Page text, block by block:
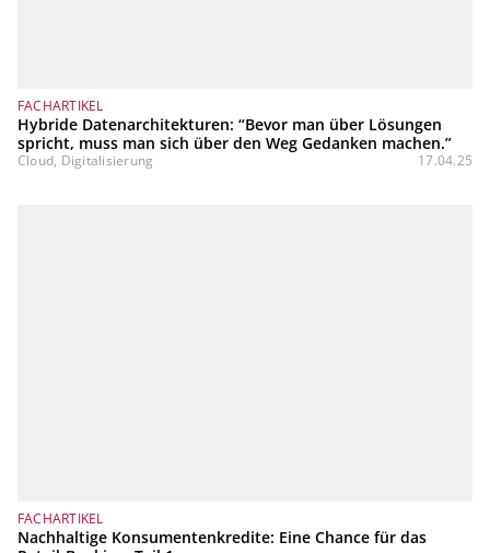
FACHARTIKEL
Hybride Datenarchitekturen: “Bevor man über Lösungen
spricht, muss man sich über den Weg Gedanken machen.”
Cloud, Digitalisierung 17.04.25
FACHARTIKEL
Nachhaltige Konsumentenkredite: Eine Chance für das